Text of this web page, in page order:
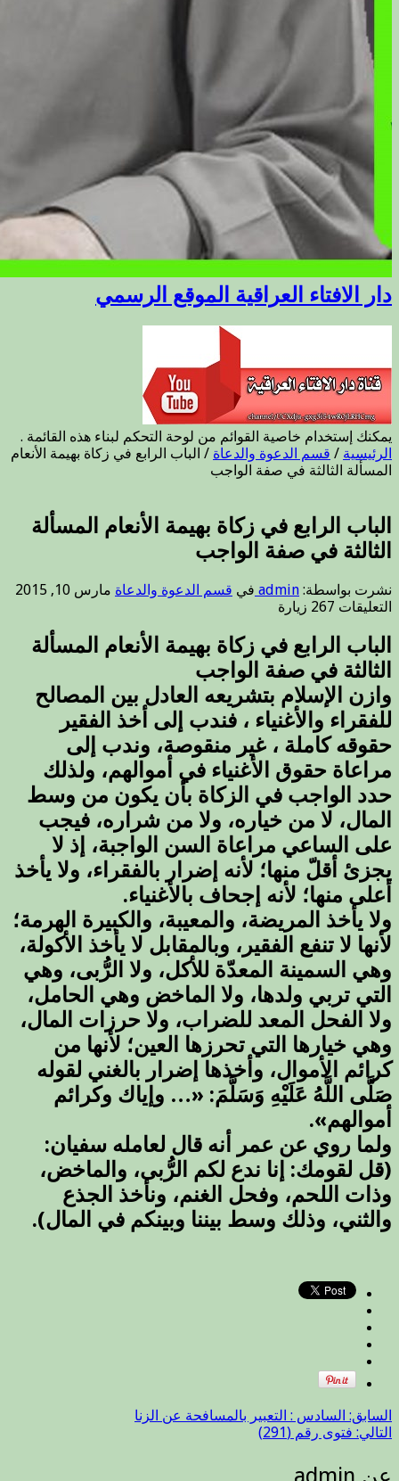
دار الافتاء العراقية الموقع الرسمي
يمكنك إستخدام خاصية القوائم من لوحة التحكم لبناء هذه القائمة .
الرئيسية / قسم الدعوة والدعاة / الباب الرابع في زكاة بهيمة الأنعام
المسألة الثالثة في صفة الواجب
الباب الرابع في زكاة بهيمة الأنعام المسألة
الثالثة في صفة الواجب
نشرت بواسطة: admin في قسم الدعوة والدعاة مارس 10, 2015
التعليقات على
الرابع
في
زكاة
بهيمة
الأنعام
المسألة
الثالثة
في
صفة
الواجب
مغلقة
267 زيارة
الباب الرابع في زكاة بهيمة الأنعام المسألة
الثالثة في صفة الواجب
وازن الإسلام بتشريعه العادل بين المصالح
للفقراء والأغنياء ، فندب إلى أخذ الفقير
حقوقه كاملة ، غير منقوصة، وندب إلى
مراعاة حقوق الأغنياء في أموالهم، ولذلك
حدد الواجب في الزكاة بأن يكون من وسط
المال، لا من خياره، ولا من شراره، فيجب
على الساعي مراعاة السن الواجبة، إذ لا
يجزئ أقلّ منها؛ لأنه إضرار بالفقراء، ولا يأخذ
أعلى منها؛ لأنه إجحاف بالأغنياء.
ولا يأخذ المريضة، والمعيبة، والكبيرة الهرمة؛
لأنها لا تنفع الفقير، وبالمقابل لا يأخذ الأكولة،
وهي السمينة المعدّة للأكل، ولا الرُّبى، وهي
التي تربي ولدها، ولا الماخض وهي الحامل،
ولا الفحل المعد للضراب، ولا حرزات المال،
وهي خيارها التي تحرزها العين؛ لأنها من
كرائم الأموال، وأخذها إضرار بالغني لقوله
صَلَّى اللَّهُ عَلَيْهِ وَسَلَّمَ: «… وإياك وكرائم
أموالهم».
ولما روي عن عمر أنه قال لعامله سفيان:
(قل لقومك: إنا ندع لكم الرُّبى، والماخض،
وذات اللحم، وفحل الغنم، ونأخذ الجذع
والثني، وذلك وسط بيننا وبينكم في المال).
السابق: السادس : التعبير بالمسافحة عن الزنا
التالي: فتوى رقم (291)
عن admin